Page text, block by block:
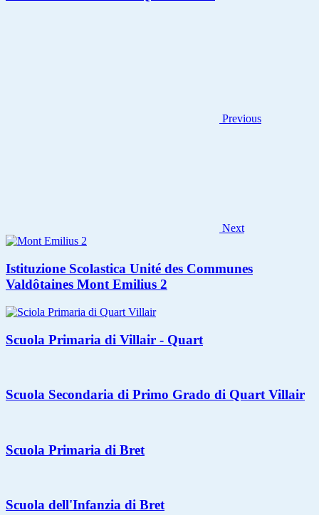
Previous
Next
Istituzione Scolastica Unité des Communes
Valdôtaines Mont Emilius 2
Scuola Primaria di Villair - Quart
Scuola Secondaria di Primo Grado di Quart Villair
Scuola Primaria di Bret
Scuola dell'Infanzia di Bret